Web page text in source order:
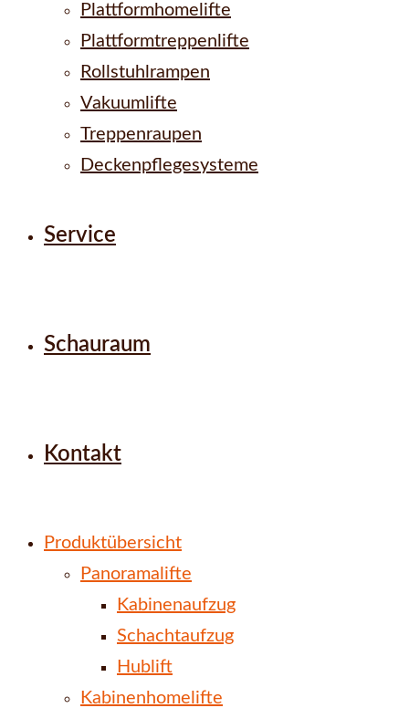
Plattformhomelifte
Plattformtreppenlifte
Rollstuhlrampen
Vakuumlifte
Treppenraupen
Deckenpflegesysteme
Service
Schauraum
Kontakt
Produktübersicht
Panoramalifte
Kabinenaufzug
Schachtaufzug
Hublift
Kabinenhomelifte